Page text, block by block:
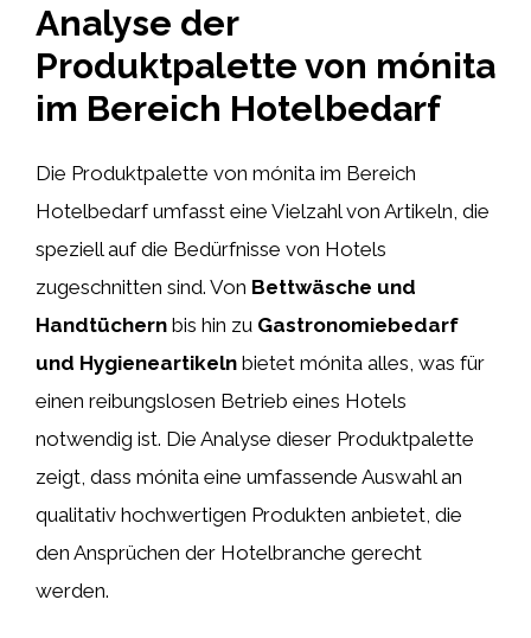
Analyse der
Produktpalette von mónita
im Bereich Hotelbedarf
Die Produktpalette von mónita im Bereich
Hotelbedarf umfasst eine Vielzahl von Artikeln, die
speziell auf die Bedürfnisse von Hotels
zugeschnitten sind. Von Bettwäsche und
Handtüchern bis hin zu Gastronomiebedarf
und Hygieneartikeln bietet mónita alles, was für
einen reibungslosen Betrieb eines Hotels
notwendig ist. Die Analyse dieser Produktpalette
zeigt, dass mónita eine umfassende Auswahl an
qualitativ hochwertigen Produkten anbietet, die
den Ansprüchen der Hotelbranche gerecht
werden.